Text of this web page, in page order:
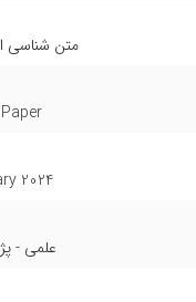
متن شناسی
2024
علمی -